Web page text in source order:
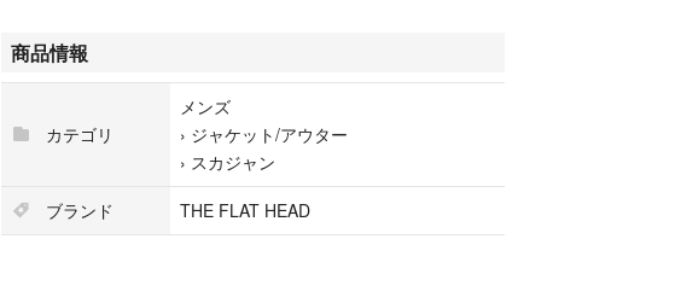
商品情報
カテゴリ
メンズ
› ジャケット/アウター
› スカジャン
ブランド
THE FLAT HEAD